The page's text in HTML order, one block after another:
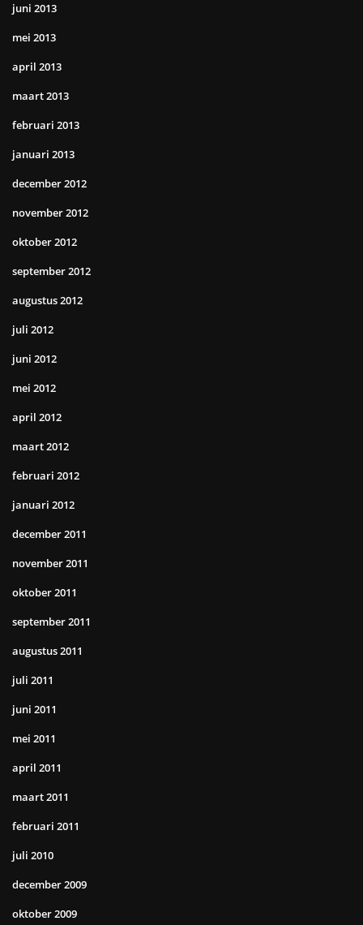
juni 2013
mei 2013
april 2013
maart 2013
februari 2013
januari 2013
december 2012
november 2012
oktober 2012
september 2012
augustus 2012
juli 2012
juni 2012
mei 2012
april 2012
maart 2012
februari 2012
januari 2012
december 2011
november 2011
oktober 2011
september 2011
augustus 2011
juli 2011
juni 2011
mei 2011
april 2011
maart 2011
februari 2011
juli 2010
december 2009
oktober 2009